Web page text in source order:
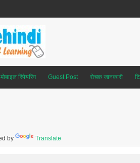
मोबाइल रिपेयरिंग Guest Post रोचक जानकारी
by Translate